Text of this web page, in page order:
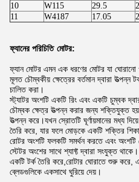
10 W115 29.5
11
W4187 17.05
ফ্যানের পরিচিতি মোটর:
ফ্যান মোটর এমন এক ধরণের মোটর যা ঘোরানো
মূলত চৌম্বকীয় ক্ষেত্রের বর্তমান দ্বারা উত্পন্ন
চালিত করা।
স্ট্যাটর অংশটি একটি রিং এবং একটি চুম্বক
চৌম্বক ক্ষেত্র উত্পন্ন করার জন্য শক্তিযুক্ত
উত্পন্ন করে।যখন স্রোতটি ঘূর্ণায়মানের মধ্য
তৈরি করে, যার ফলে মোড়কে একটি শক্তির
রোটর অংশটি ফলকটি সমর্থন করতে এবং
স্টেটর অংশের সাথে শ্যাফ্ট দ্বারা সংযুক্ত
একটি টর্ক তৈরি করে,রোটার ঘোরাতে শুরু
ব্লেডগুলিকে একসাথে ঘুরিয়ে দেয়।